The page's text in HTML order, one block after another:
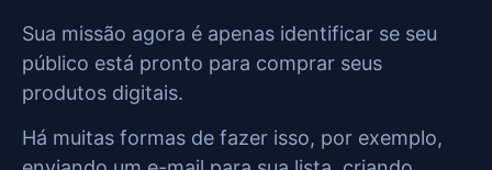
Sua missão agora é apenas identificar se seu
público está pronto para comprar seus
produtos digitais.
Há muitas formas de fazer isso, por exemplo,